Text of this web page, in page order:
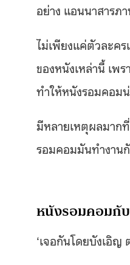
อย่าง แอนนาสารภ
ไม่เพียงแค่ตัวละค
ของหนังเหล่านี้ เพร
ทำให้หนังรอมคอม
มีหลายเหตุผลมาก
รอมคอมมันทำงานกั
หนังรอมคอมกับ
‘เจอกันโดยบังเอิ